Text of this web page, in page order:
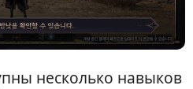
несколько навыков